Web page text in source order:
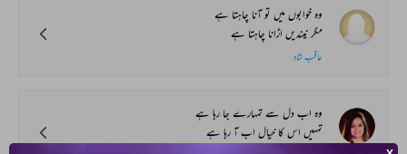
وہ خوابوں میں تو آنا چاہتا ہے
مگر نیندیں اڑانا چاہتا ہے
عاقب شاد
وہ اب دل سے تمہارے جا رہا ہے
تمہیں اس کا خیال اب آ رہا ہے